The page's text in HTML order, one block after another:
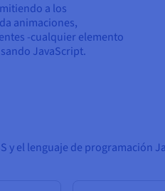
a los
animaciones,
-cualquier elemento
JavaScript.
y el lenguaje de programación